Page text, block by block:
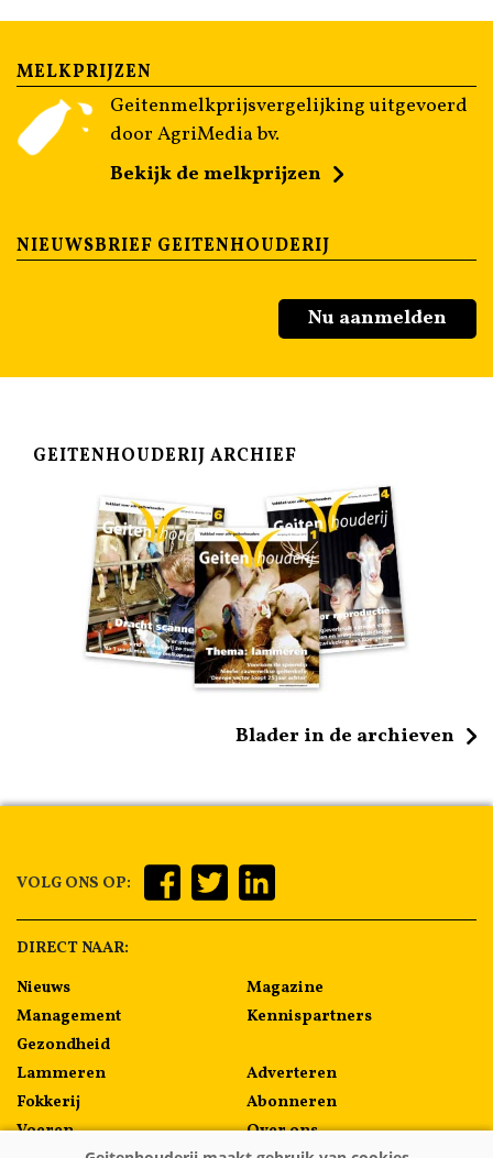
MELKPRIJZEN
Geitenmelkprijsvergelijking uitgevoerd
door AgriMedia bv.
Bekijk de melkprijzen
NIEUWSBRIEF GEITENHOUDERIJ
Nu aanmelden
GEITENHOUDERIJ ARCHIEF
Blader in de archieven
VOLG ONS OP:
DIRECT NAAR:
Nieuws
Management
Gezondheid
Lammeren
Fokkerij
Voeren
Magazine
Kennispartners
Adverteren
Abonneren
Over ons